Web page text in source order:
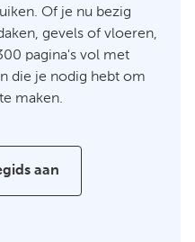
Of je nu bezig
gevels of vloeren,
pagina's vol met
die je nodig hebt om
maken.
aan